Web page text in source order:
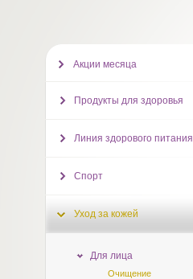
Акции месяца
Продукты для здоровья
Линия здорового питания
Спорт
Уход за кожей
Для лица
Очищение